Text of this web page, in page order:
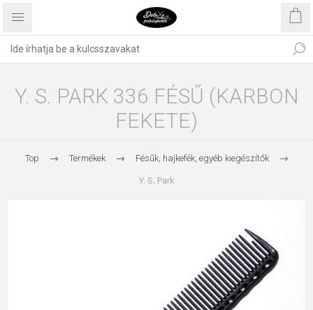
Y. S. PARK 336 FÉSŰ (KARBON
FEKETE)
Top Termékek Fésűk, hajkefék, egyéb kiegészítők
Y. S. Park